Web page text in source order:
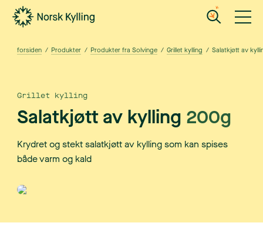
Gå til hovedinnholdet
Gå til menyen
forsiden / Produkter / Produkter fra Solvinge / Grillet kylling / Salatkjøtt av
Grillet kylling
Salatkjøtt av kylling 200g
Krydret og stekt salatkjøtt av kylling som kan spises
både varm og kald